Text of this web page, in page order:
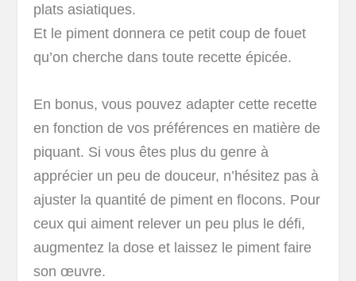
plats asiatiques.
Et le piment donnera ce petit coup de fouet
qu’on cherche dans toute recette épicée.
En bonus, vous pouvez adapter cette recette
en fonction de vos préférences en matière de
piquant. Si vous êtes plus du genre à
apprécier un peu de douceur, n’hésitez pas à
ajuster la quantité de piment en flocons. Pour
ceux qui aiment relever un peu plus le défi,
augmentez la dose et laissez le piment faire
son œuvre.